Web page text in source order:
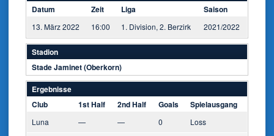
Datum
Zeit Liga Saison
13. März 2022 16:00 1. Division, 2. Berzirk 2021/2022
Stadion
Stade Jaminet (Oberkorn)
Ergebnisse
Club
1st Half 2nd Half Goals Spielausgang
Luna — — 0 Loss